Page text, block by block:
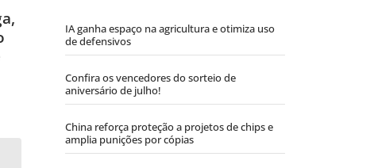
IA ganha espaço na agricultura e otimiza uso
de defensivos
Confira os vencedores do sorteio de
aniversário de julho!
China reforça proteção a projetos de chips e
amplia punições por cópias